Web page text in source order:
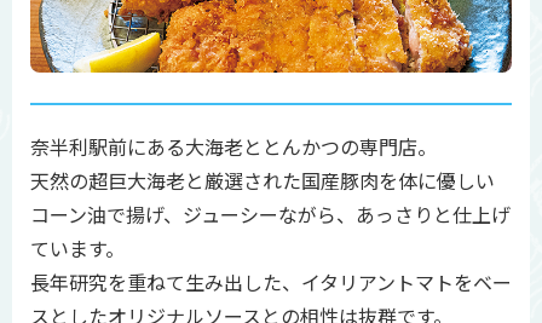
奈半利駅前にある大海老ととんかつの専門店。
天然の超巨大海老と厳選された国産豚肉を体に優しい
コーン油で揚げ、ジューシーながら、あっさりと仕上げ
ています。
長年研究を重ねて生み出した、イタリアントマトをベー
スとしたオリジナルソースとの相性は抜群です。